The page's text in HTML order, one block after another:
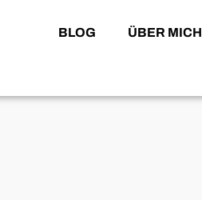
BLOG ÜBER MICH